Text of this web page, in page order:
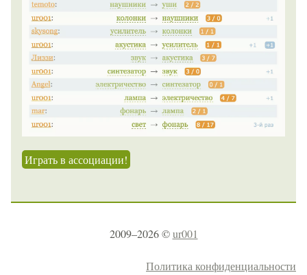
Играть в ассоциации!
2009–2026 ©ur001
Политика конфиденциальности